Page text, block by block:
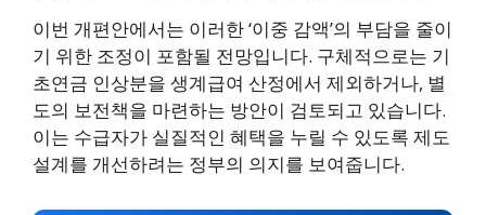
이번 개편안에서는 이러한 ‘이중 감액’의 부담을 줄이
기 위한 조정이 포함될 전망입니다. 구체적으로는 기
초연금 인상분을 생계급여 산정에서 제외하거나, 별
도의 보전책을 마련하는 방안이 검토되고 있습니다.
이는 수급자가 실질적인 혜택을 누릴 수 있도록 제도
설계를 개선하려는 정부의 의지를 보여줍니다.